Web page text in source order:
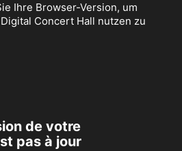
Ihre Browser-Version, um
Concert Hall nutzen zu
de votre
pas à jour